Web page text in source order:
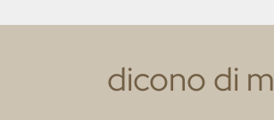
dicono di